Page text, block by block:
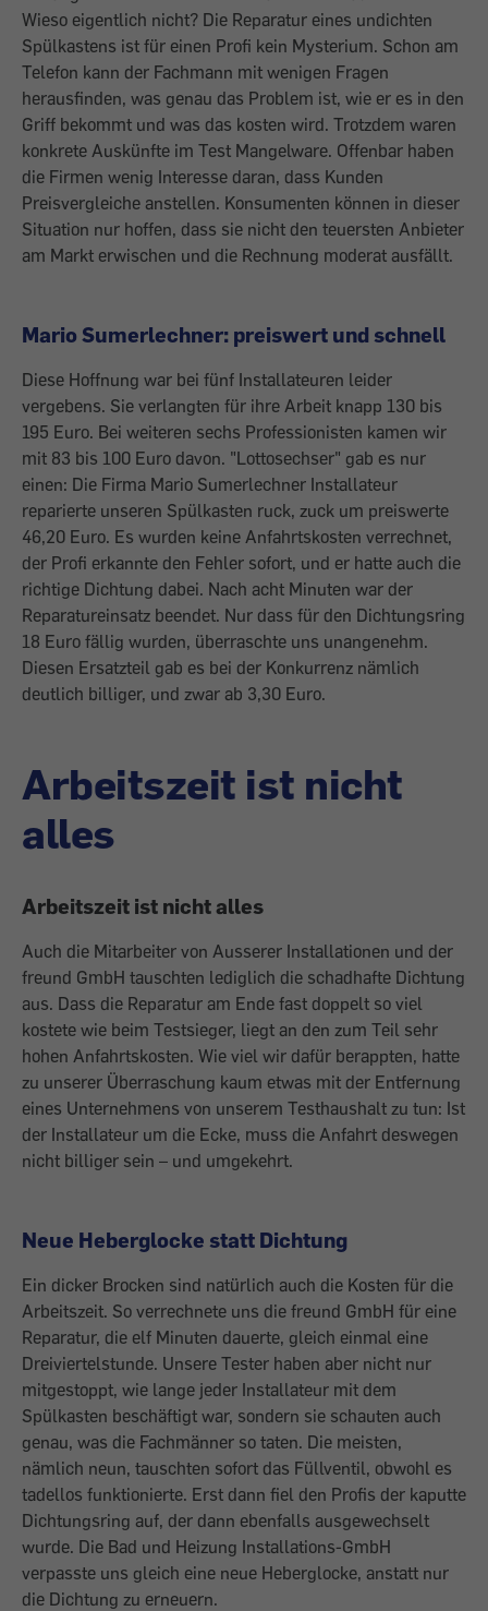
Wieso eigentlich nicht? Die Reparatur eines undichten
Spülkastens ist für einen Profi kein Mysterium. Schon am
Telefon kann der Fachmann mit wenigen Fragen
herausfinden, was genau das Prob­lem ist, wie er es in den
Griff bekommt und was das kosten wird. Trotzdem waren
konkrete Auskünfte im Test Mangelware. Offenbar haben
die Firmen wenig Interesse daran, dass Kunden
Preisvergleiche anstellen. Konsumenten können in dieser
Situation nur hoffen, dass sie nicht den teuersten Anbieter
am Markt erwischen und die Rechnung moderat ausfällt.
Mario Sumerlechner: preiswert und schnell
Diese Hoffnung war bei fünf Installateuren leider
vergebens. Sie verlangten für ihre Arbeit knapp 130 bis
195 Euro. Bei weiteren sechs Professionisten kamen wir
mit 83 bis 100 Euro davon. "Lottosechser" gab es nur
einen: Die Firma Mario Sumerlechner Installateur
reparierte unseren Spülkasten ruck, zuck um preiswerte
46,20 Euro. Es wurden keine Anfahrtskosten verrechnet,
der Profi erkannte den Fehler sofort, und er hatte auch die
richtige Dichtung dabei. Nach acht Minuten war der
Reparatureinsatz beendet. Nur dass für den Dichtungsring
18 Euro fällig wurden, überraschte uns unangenehm.
Diesen Ersatzteil gab es bei der Konkurrenz nämlich
deutlich billiger, und zwar ab 3,30 Euro.
Arbeitszeit ist nicht
alles
Arbeitszeit ist nicht alles
Auch die Mitarbeiter von Ausserer Installationen und der
freund GmbH tauschten lediglich die schadhafte Dichtung
aus. Dass die Reparatur am Ende fast doppelt so viel
kostete wie beim Testsieger, liegt an den zum Teil sehr
hohen Anfahrtskosten. Wie viel wir dafür berappten, hatte
zu unserer Über­raschung kaum etwas mit der Entfernung
eines Unternehmens von unserem Testhaushalt zu tun: Ist
der Installateur um die Ecke, muss die Anfahrt deswegen
nicht billiger sein – und umgekehrt.
Neue Heberglocke statt Dichtung
Ein dicker Brocken sind natürlich auch die Kosten für die
Arbeitszeit. So verrechnete uns die freund GmbH für eine
Reparatur, die elf Minuten dauerte, gleich einmal eine
Dreiviertelstunde. Unsere Tester haben aber nicht nur
mitgestoppt, wie lange jeder Installateur mit dem
Spülkasten beschäftigt war, sondern sie schauten auch
genau, was die Fachmänner so taten. Die meisten,
nämlich neun, tauschten sofort das Füllventil, obwohl es
tadellos funktionierte. Erst dann fiel den Profis der kaputte
Dichtungsring auf, der dann ebenfalls ausgewechselt
wurde. Die Bad und Heizung Installations-GmbH
verpasste uns gleich eine neue Heberglocke, anstatt nur
die Dichtung zu erneuern.